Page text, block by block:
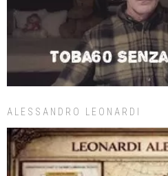
ALESSANDRO LEONARDI